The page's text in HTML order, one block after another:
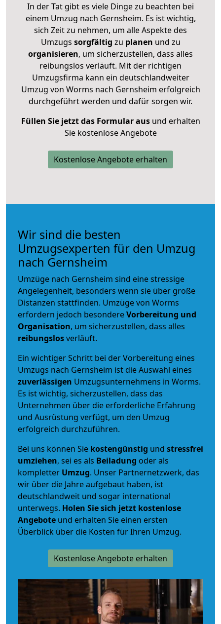
In der Tat gibt es viele Dinge zu beachten bei
einem Umzug nach Gernsheim. Es ist wichtig,
sich Zeit zu nehmen, um alle Aspekte des
Umzugs sorgfältig zu planen und zu
organisieren, um sicherzustellen, dass alles
reibungslos verläuft. Mit der richtigen
Umzugsfirma kann ein deutschlandweiter
Umzug von Worms nach Gernsheim erfolgreich
durchgeführt werden und dafür sorgen wir.
Füllen Sie jetzt das Formular ausund erhalten
Sie kostenlose Angebote
Kostenlose Angebote erhalten
Wir sind die besten
Umzugsexperten für den Umzug
nach Gernsheim
Umzüge nach Gernsheim sind eine stressige
Angelegenheit, besonders wenn sie über große
Distanzen stattfinden. Umzüge von Worms
erfordern jedoch besondereVorbereitung und
Organisation, um sicherzustellen, dass alles
reibungslosverläuft.
Ein wichtiger Schritt bei der Vorbereitung eines
Umzugs nach Gernsheim ist die Auswahl eines
zuverlässigen Umzugsunternehmens in Worms.
Es ist wichtig, sicherzustellen, dass das
Unternehmen über die erforderliche Erfahrung
und Ausrüstung verfügt, um den Umzug
erfolgreich durchzuführen.
Bei uns können Sie kostengünstig und stressfrei
umziehen, sei es als Beiladung oder als
kompletter Umzug. Unser Partnernetzwerk, das
wir über die Jahre aufgebaut haben, ist
deutschlandweit und sogar international
unterwegs. Holen Sie sich jetzt kostenlose
Angebote und erhalten Sie einen ersten
Überblick über die Kosten für Ihren Umzug.
Kostenlose Angebote erhalten